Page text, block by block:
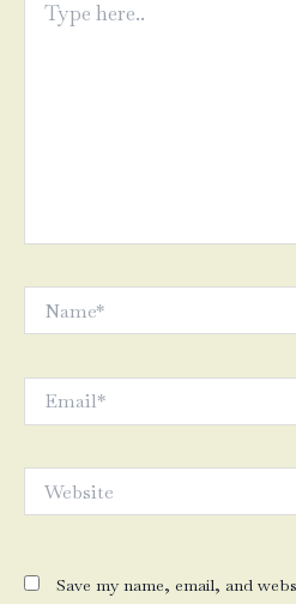
here..
Save my name, email, and